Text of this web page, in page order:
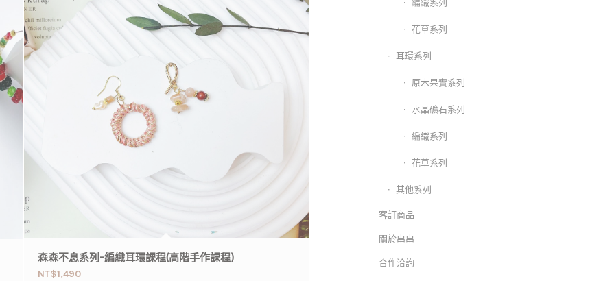
森森不息系列-編織耳環課程(高階手作課程)
NT$1,490
編織系列
花草系列
耳環系列
原木果實系列
水晶礦石系列
編織系列
花草系列
其他系列
客訂商品
關於串串
合作洽詢